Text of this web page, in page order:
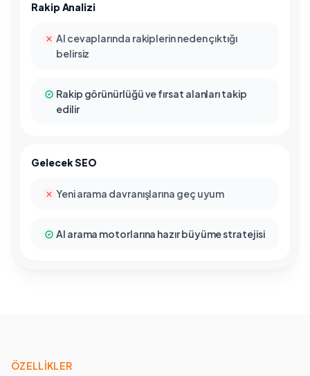
Rakip Analizi
AI cevaplarında rakiplerin neden çıktığı
belirsiz
Rakip görünürlüğü ve fırsat alanları takip
edilir
Gelecek SEO
Yeni arama davranışlarına geç uyum
AI arama motorlarına hazır büyüme stratejisi
ÖZELLIKLER